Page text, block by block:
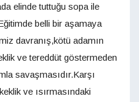
elinde tuttuğu sopa ile
belli bir aşamaya
davranış,kötü adamın
ve tereddüt göstermeden
savaşmasıdır.Karşı
ve ısırmasındaki